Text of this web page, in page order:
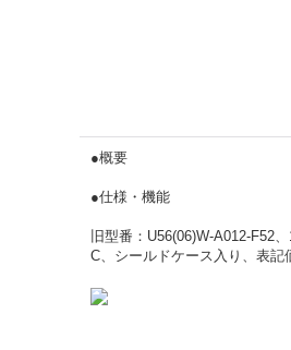
●概要
●仕様・機能
旧型番：U56(06)W-A012-F52
C、シールドケース入り、表記